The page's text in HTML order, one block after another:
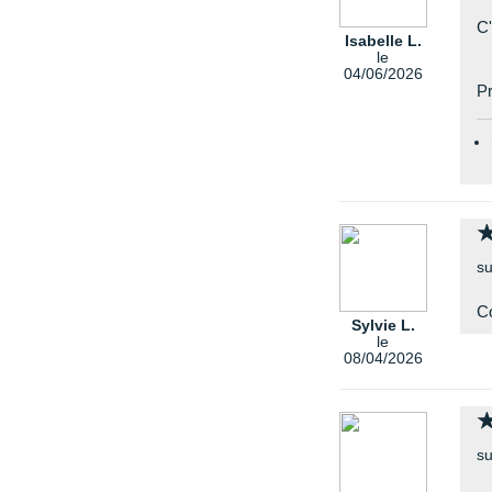
Isabelle L.
le
04/06/2026
Sylvie L.
le
08/04/2026